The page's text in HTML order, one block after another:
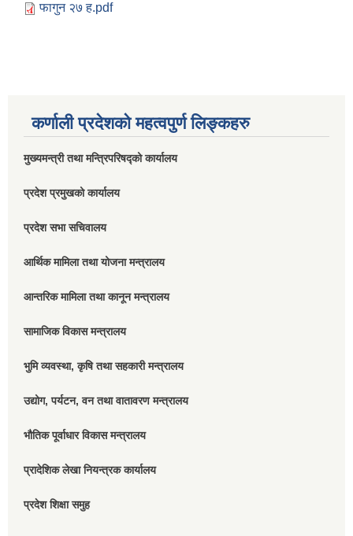
फागुन २७ ह.pdf
कर्णाली प्रदेशको महत्वपुर्ण लिङ्कहरु
मुख्यमन्त्री तथा मन्त्रिपरिषद्को कार्यालय
प्रदेश प्रमुखको कार्यालय
प्रदेश सभा सचिवालय
आर्थिक मामिला तथा योजना मन्त्रालय
आन्तरिक मामिला तथा कानून मन्त्रालय
सामाजिक विकास मन्त्रालय
भुमि व्यवस्था, कृषि तथा सहकारी मन्त्रालय
उद्योग, पर्यटन, वन तथा वातावरण मन्त्रालय
भौतिक पूर्वाधार विकास मन्त्रालय
प्रादेशिक लेखा नियन्त्रक कार्यालय
प्रदेश शिक्षा समुह